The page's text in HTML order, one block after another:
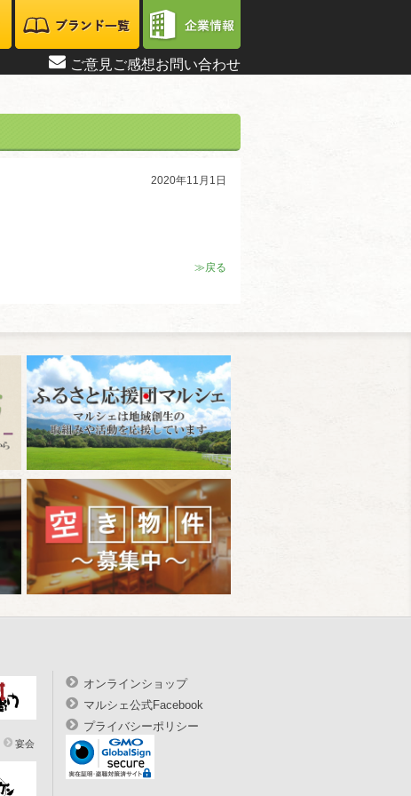
ご意見ご感想お問い合わせ
2020年11月1日
≫戻る
宴会
オンラインショップ
マルシェ公式Facebook
プライバシーポリシー